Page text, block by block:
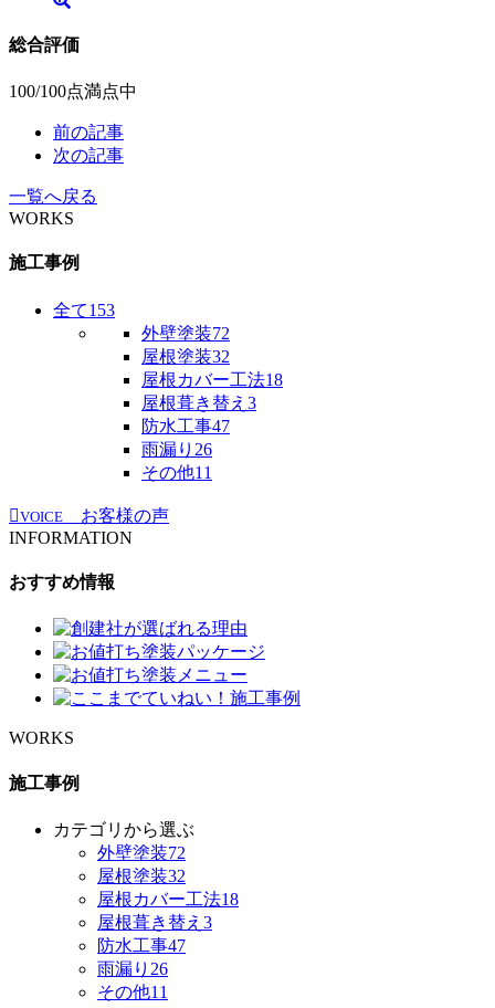
総合評価
100/100点満点中
前の記事
次の記事
一覧へ戻る
WORKS
施工事例
全て153
外壁塗装72
屋根塗装32
屋根カバー工法18
屋根葺き替え 3
防水工事47
雨漏り 26
その他11
VOICE
お客様の声
INFORMATION
おすすめ情報
WORKS
施工事例
カテゴリから選ぶ
外壁塗装72
屋根塗装32
屋根カバー工法18
屋根葺き替え 3
防水工事47
雨漏り 26
その他11